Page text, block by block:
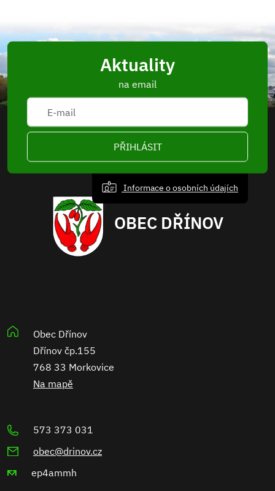
Aktuality
na email
PŘIHLÁSIT
Informace o osobních údajích
OBEC DŘÍNOV
Obec Dřínov
Dřínov čp.155
768 33 Morkovice
Na mapě
573 373 031
obec@drinov.cz
ep4ammh